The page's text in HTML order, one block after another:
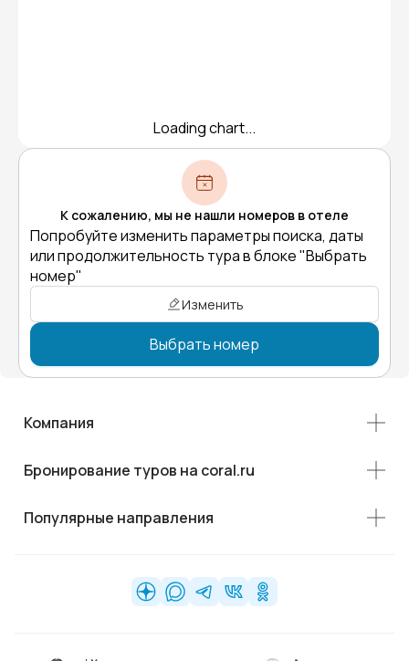
Loading chart...
К сожалению, мы не нашли номеров в отеле
Попробуйте изменить параметры поиска, даты
или продолжительность тура в блоке "Выбрать
номер"
Изменить
Выбрать номер
Компания
Бронирование туров на coral.ru
Популярные направления